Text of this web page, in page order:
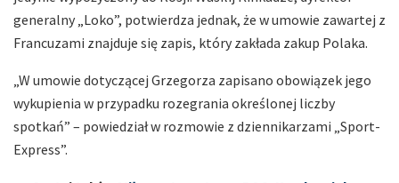
generalny „Loko”, potwierdza jednak, że w umowie zawartej z
Francuzami znajduje się zapis, który zakłada zakup Polaka.
„W umowie dotyczącej Grzegorza zapisano obowiązek jego
wykupienia w przypadku rozegrania określonej liczby
spotkań” – powiedział w rozmowie z dziennikarzami „Sport-
Express”.